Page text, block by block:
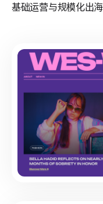
基础运营与规模化出